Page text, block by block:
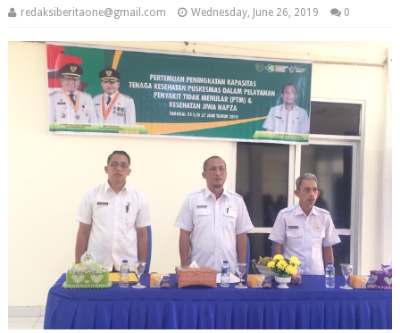
redaksiberitaone@gmail.com Wednesday, June 26, 2019 0